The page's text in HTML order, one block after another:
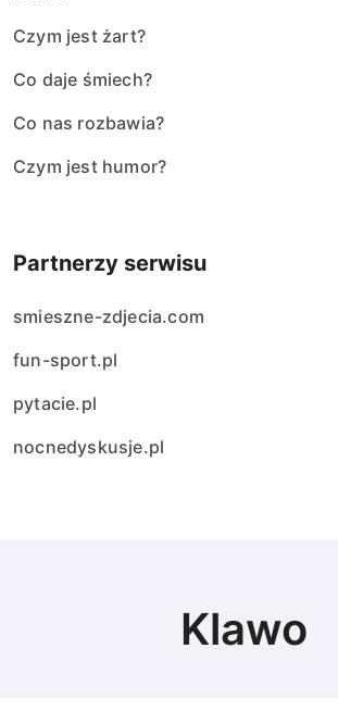
Czym jest żart?
Co daje śmiech?
Co nas rozbawia?
Czym jest humor?
Partnerzy serwisu
smieszne-zdjecia.com
fun-sport.pl
pytacie.pl
nocnedyskusje.pl
Klawo